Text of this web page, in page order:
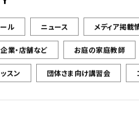
ル ニュース メディア掲載
企業・店舗など お庭の家庭教師
スン 団体さま向け講習会